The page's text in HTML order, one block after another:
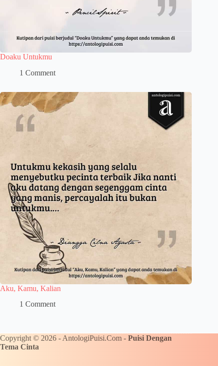
Doaku Untukmu
1 Comment
Aku, Kamu, Kalian
1 Comment
Copyright © 2026 - AntologiPuisi.Com - Puisi Dengan
Tema Cinta